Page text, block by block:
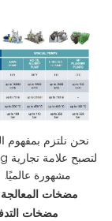
نحن نلتزم بمفهوم
مشهورة
مضخات المعالجة
مضخات